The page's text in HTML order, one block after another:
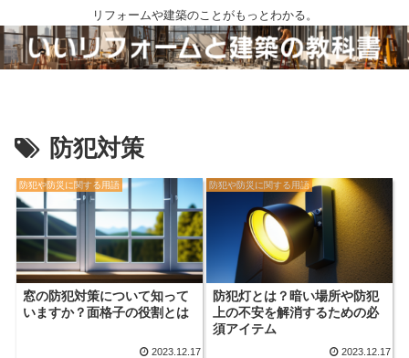
リフォームや建築のことがもっとわかる。
防犯対策
防犯や防災に関する用語
窓の防犯対策について知って
いますか？面格子の役割とは
2023.12.17
防犯や防災に関する用語
防犯灯とは？暗い場所や防犯
上の不安を解消するための必
須アイテム
2023.12.17